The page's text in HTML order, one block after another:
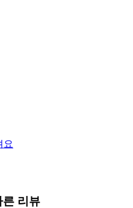
요
른 리뷰